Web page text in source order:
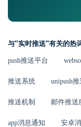
与"实时推送"有关的热
push推送平台
推送系统 unipush推
推送机制 邮件推送
app消息通知 安卓